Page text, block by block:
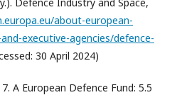
about-european-
executive-agencies/defence-
30 April 2024)
A European Defence Fund: 5.5